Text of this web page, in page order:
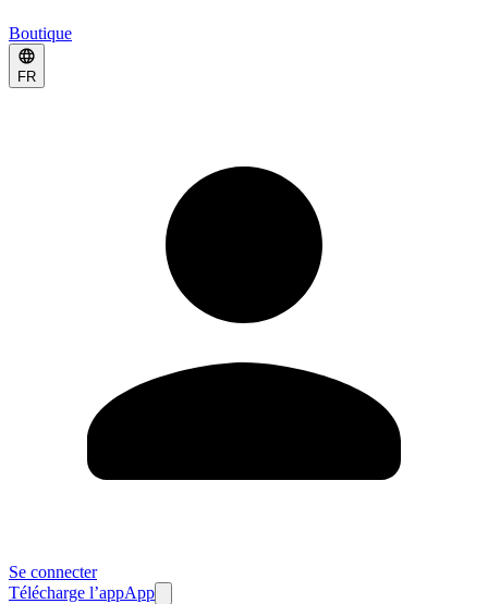
Boutique
FR
Se connecter
Télécharge l’appApp